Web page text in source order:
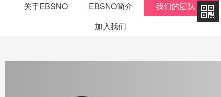
关于EBSNO EBSNO简介
我们的团队
加入我们